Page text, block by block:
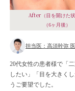
After （目を開けた状
（6ヶ月後）
担当医：高須幹弥
20代女性の患者様で「
したい」「目を大きく
うご要望でした。